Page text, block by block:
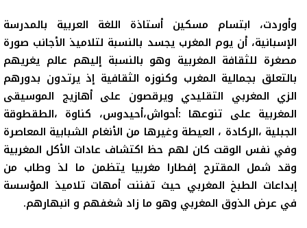
وأوردت، ابتسام مسكين أستاذة اللغة العربية بالمدرسة
الإسبانية، أن يوم المغرب يجسد بالنسبة لتلاميذ الأجانب صورة
مصغرة للثقافة المغربية وهو بالنسبة إليهم عالم يغريهم
بالتعلق بجمالية المغرب وكنوزه الثقافية إذ يرتدون بدورهم
الزي المغربي التقليدي ويرقصون على أهازيج الموسيقى
المغربية على تنوعها :أحواش،أحيدوس، كناوة ،الطقطوقة
الجبلية ،الركادة ، العيطة وغيرها من الأنغام الشبابية المعاصرة
وفي نفس الوقت كان لهم حظ اكتشاف عادات الأكل المغربية
وقد شمل المقترح إفطارا مغربيا يتظمن ما لذ وطاب من
إبداعات الطبخ المغربي حيث تفننت أمهات تلاميذ المؤسسة
في عرض الذوق المغربي وهو ما زاد شغفهم و انبهارهم.